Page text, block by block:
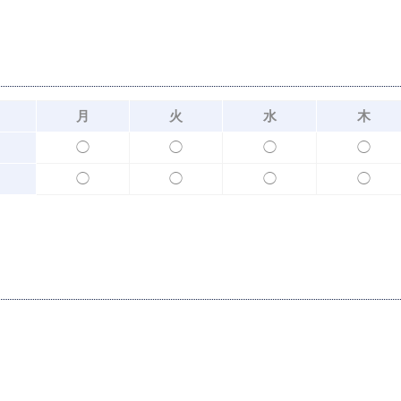
月 火 水 木
◯
◯ ◯ ◯
◯
◯ ◯ ◯